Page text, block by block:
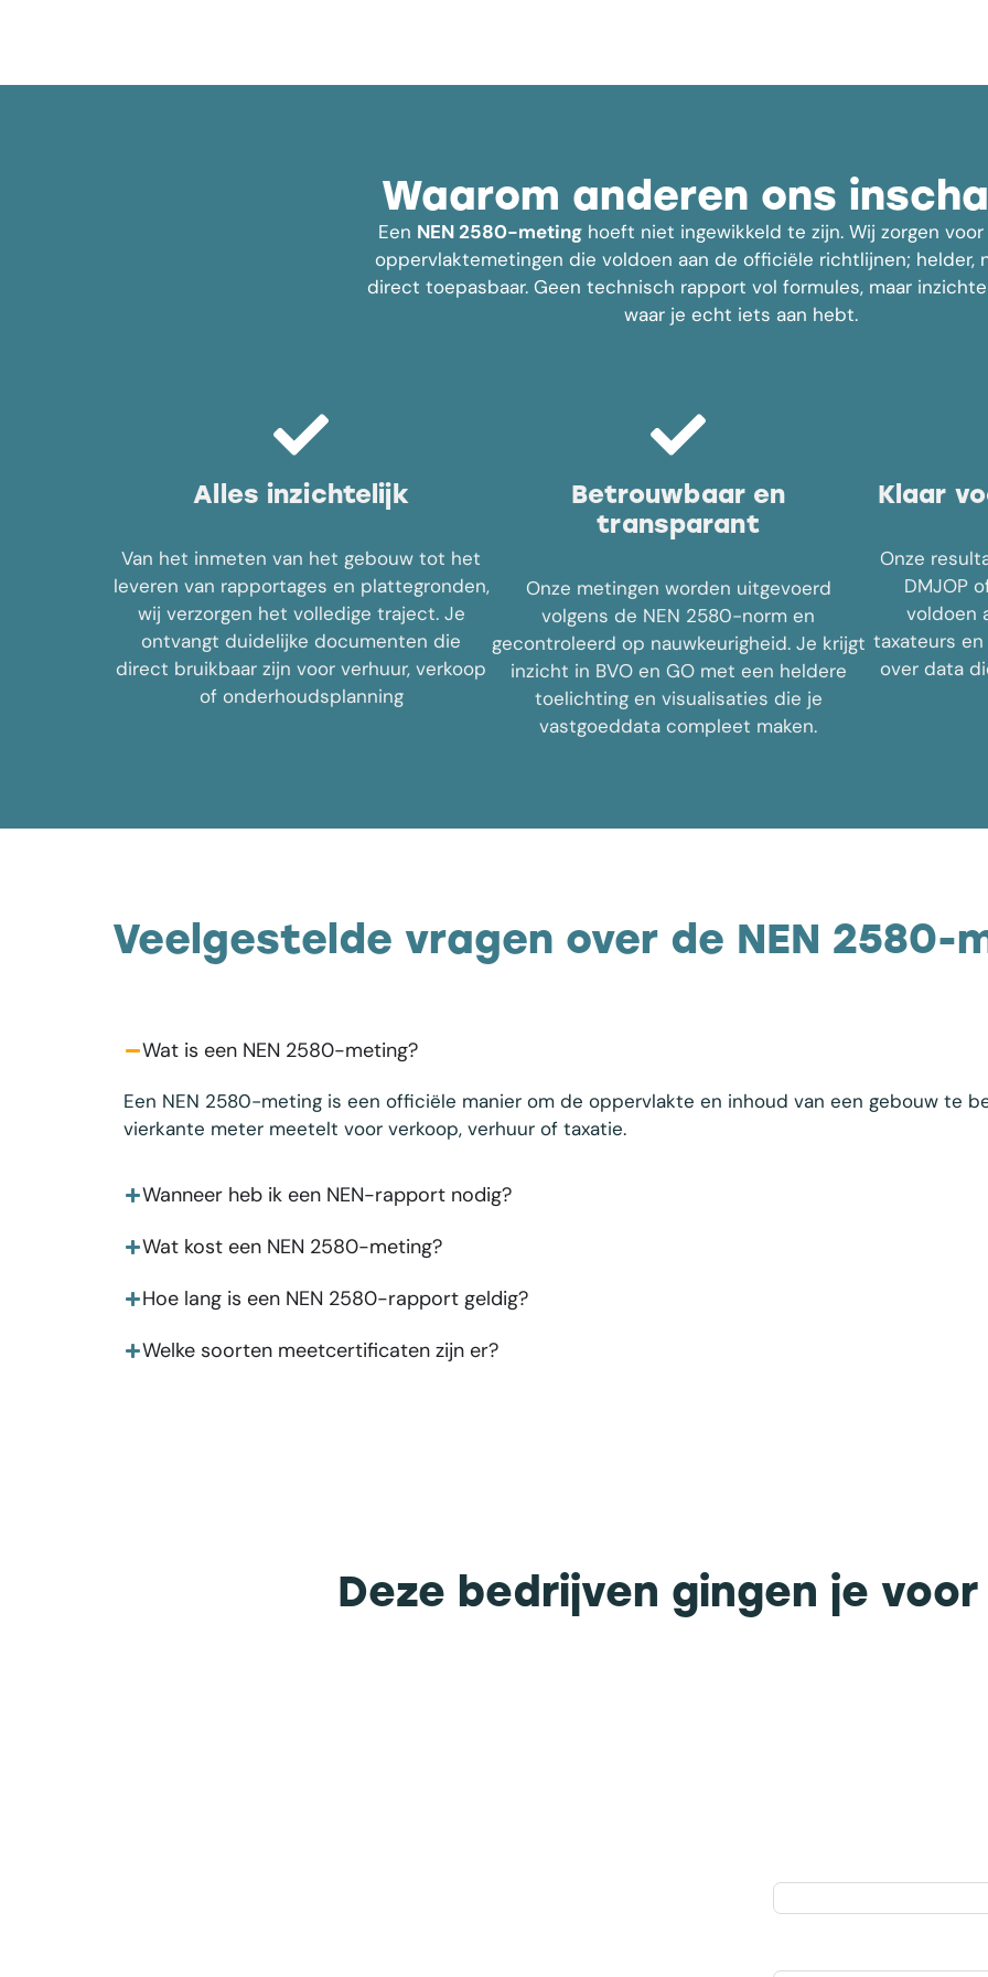
Waarom anderen ons
Een NEN 2580-meting hoeft niet ingewikkeld te zijn. Wij zorgen
oppervlaktemetingen die voldoen aan de officiële richtlijnen; helder,
direct toepasbaar. Geen technisch rapport vol formules, maar
waar je echt iets aan hebt.
Alles inzichtelijk
Van het inmeten van het gebouw tot het
leveren van rapportages en plattegronden,
wij verzorgen het volledige traject. Je
ontvangt duidelijke documenten die
direct bruikbaar zijn voor verhuur, verkoop
of onderhoudsplanning
Betrouwbaar en
transparant
Onze metingen worden uitgevoerd
volgens de NEN 2580-norm en
gecontroleerd op nauwkeurigheid. Je krijgt
inzicht in BVO en GO met een heldere
toelichting en visualisaties die je
vastgoeddata compleet maken.
Klaar
Onze
DMJOP
voldoen
taxateurs
over data
Veelgestelde vragen over de NEN 2580-
Wat is een NEN 2580-meting?
Een NEN 2580-meting is een officiële manier om de oppervlakte en inhoud van een gebouw te
vierkante meter meetelt voor verkoop, verhuur of taxatie.
Wanneer heb ik een NEN-rapport nodig?
Wat kost een NEN 2580-meting?
Hoe lang is een NEN 2580-rapport geldig?
Welke soorten meetcertificaten zijn er?
Deze bedrijven gingen je voor